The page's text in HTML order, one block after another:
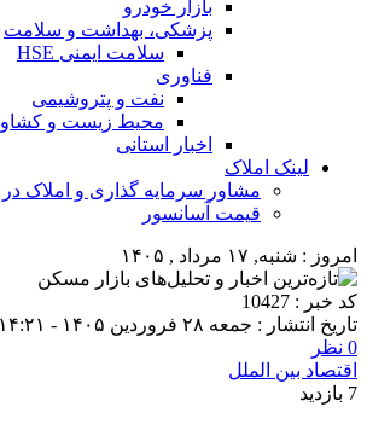
بازار خودرو
پزشکی، بهداشت و سلامت
سلامت ایمنی HSE
فناوری
نفت و پتروشیمی
محیط زیست و
اخبار استانی
لینک املاک
مشاور سرمایه گذاری و املاک
قیمت آسانسور
امروز : شنبه, ۱۷ مرداد , ۱۴۰۵
کد خبر : 10427
تاریخ انتشار : جمعه ۲۸ فروردین ۱۴۰۵ - ۱۴:۲۱
0 نظر
اقتصاد بین الملل
7 بازدید